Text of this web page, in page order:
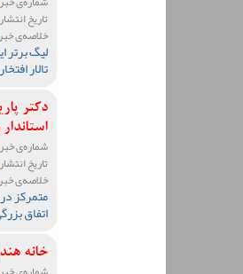
تاریخ
خلاصه‌ی
لیگ برتر
تالار
دکتر
شماره‌ی
تاریخ
خلاصه‌ی
متمرکز
اتفاق
خانه